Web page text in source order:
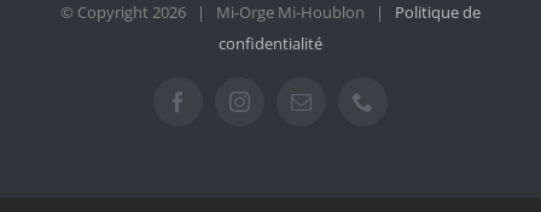
© Copyright2026 | Mi-Orge Mi-Houblon | Politique de
confidentialité
FacebookInstagramEmail